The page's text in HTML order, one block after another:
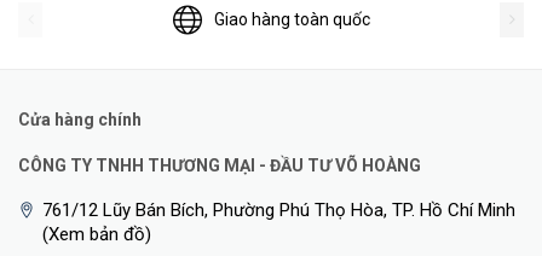
Giao hàng toàn quốc
Cửa hàng chính
CÔNG TY TNHH THƯƠNG MẠI - ĐẦU TƯ VÕ HOÀNG
761/12 Lũy Bán Bích, Phường Phú Thọ Hòa, TP. Hồ Chí Minh
(Xem bản đồ)